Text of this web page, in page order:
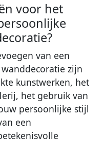
voor het
van een
zijn
kunstwerken, het
het gebruik van
persoonlijke stijl
een